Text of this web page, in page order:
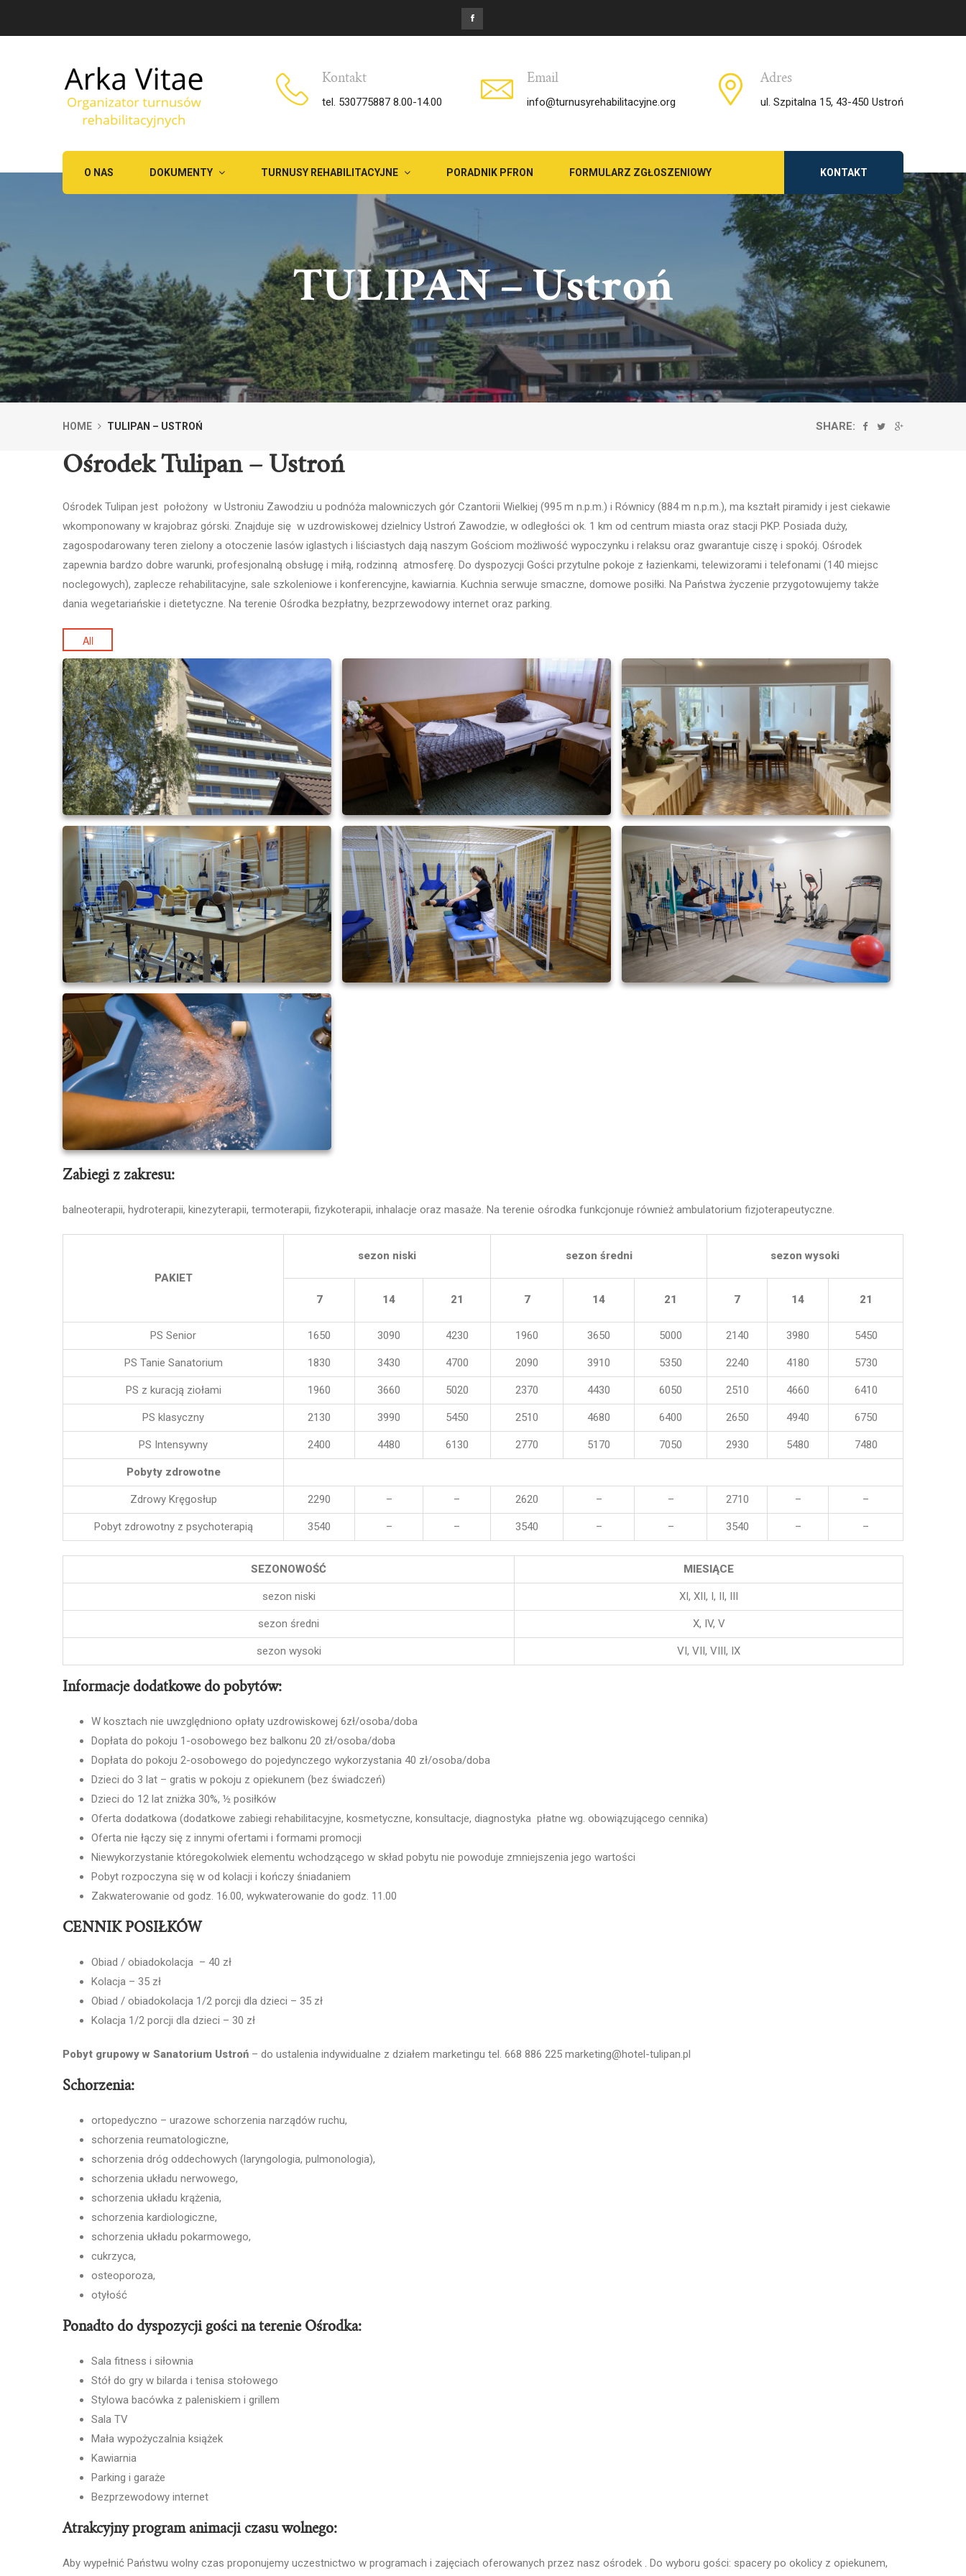
Kontakt
tel. 530775887 8.00-14.00
Email
info@turnusyrehabilitacyjne.org
Adres
ul. Szpitalna 15, 43-450 Ustroń
O NAS DOKUMENTY TURNUSY REHABILITACYJNE PORADNIK PFRON FORMULARZ ZGŁOSZENIOWY KONTAKT
TULIPAN – Ustroń
HOME TULIPAN – USTROŃ SHARE:
Ośrodek Tulipan – Ustroń
Ośrodek Tulipan jest położony w Ustroniu Zawodziu u podnóża malowniczych gór Czantorii Wielkiej (995 m n.p.m.) i Równicy (884 m n.p.m.), ma kształt piramidy i jest ciekawie
wkomponowany w krajobraz górski. Znajduje się w uzdrowiskowej dzielnicy Ustroń Zawodzie, w odległości ok. 1 km od centrum miasta oraz stacji PKP. Posiada duży,
zagospodarowany teren zielony a otoczenie lasów iglastych i liściastych dają naszym Gościom możliwość wypoczynku i relaksu oraz gwarantuje ciszę i spokój. Ośrodek
zapewnia bardzo dobre warunki, profesjonalną obsługę i miłą, rodzinną atmosferę. Do dyspozycji Gości przytulne pokoje z łazienkami, telewizorami i telefonami (140 miejsc
noclegowych), zaplecze rehabilitacyjne, sale szkoleniowe i konferencyjne, kawiarnia. Kuchnia serwuje smaczne, domowe posiłki. Na Państwa życzenie przygotowujemy także
dania wegetariańskie i dietetyczne. Na terenie Ośrodka bezpłatny, bezprzewodowy internet oraz parking.
All
Zabiegi z zakresu:
balneoterapii, hydroterapii, kinezyterapii, termoterapii, fizykoterapii, inhalacje oraz masaże. Na terenie ośrodka funkcjonuje również ambulatorium fizjoterapeutyczne.
PAKIET
sezon niski sezon średni sezon wysoki
7 14 21 7 14 21 7 14 21
PS Senior 1650 3090 4230 1960 3650 5000 2140 3980 5450
PS Tanie Sanatorium 1830 3430 4700 2090 3910 5350 2240 4180 5730
PS z kuracją ziołami 1960 3660 5020 2370 4430 6050 2510 4660 6410
PS klasyczny 2130 3990 5450 2510 4680 6400 2650 4940 6750
PS Intensywny 2400 4480 6130 2770 5170 7050 2930 5480 7480
Pobyty zdrowotne
Zdrowy Kręgosłup 2290 – – 2620 – – 2710 – –
Pobyt zdrowotny z psychoterapią 3540 – – 3540 – – 3540 – –
SEZONOWOŚĆ MIESIĄCE
sezon niski XI, XII, I, II, III
sezon średni X, IV, V
sezon wysoki VI, VII, VIII, IX
Informacje dodatkowe do pobytów:
W kosztach nie uwzględniono opłaty uzdrowiskowej 6zł/osoba/doba
Dopłata do pokoju 1-osobowego bez balkonu 20 zł/osoba/doba
Dopłata do pokoju 2-osobowego do pojedynczego wykorzystania 40 zł/osoba/doba
Dzieci do 3 lat – gratis w pokoju z opiekunem (bez świadczeń)
Dzieci do 12 lat zniżka 30%, ½ posiłków
Oferta dodatkowa (dodatkowe zabiegi rehabilitacyjne, kosmetyczne, konsultacje, diagnostyka płatne wg. obowiązującego cennika)
Oferta nie łączy się z innymi ofertami i formami promocji
Niewykorzystanie któregokolwiek elementu wchodzącego w skład pobytu nie powoduje zmniejszenia jego wartości
Pobyt rozpoczyna się w od kolacji i kończy śniadaniem
Zakwaterowanie od godz. 16.00, wykwaterowanie do godz. 11.00
CENNIK POSIŁKÓW
Obiad / obiadokolacja – 40 zł
Kolacja – 35 zł
Obiad / obiadokolacja 1/2 porcji dla dzieci – 35 zł
Kolacja 1/2 porcji dla dzieci – 30 zł
Pobyt grupowy w Sanatorium Ustroń – do ustalenia indywidualne z działem marketingu tel. 668 886 225 marketing@hotel-tulipan.pl
Schorzenia:
ortopedyczno – urazowe schorzenia narządów ruchu,
schorzenia reumatologiczne,
schorzenia dróg oddechowych (laryngologia, pulmonologia),
schorzenia układu nerwowego,
schorzenia układu krążenia,
schorzenia kardiologiczne,
schorzenia układu pokarmowego,
cukrzyca,
osteoporoza,
otyłość
Ponadto do dyspozycji gości na terenie Ośrodka:
Sala fitness i siłownia
Stół do gry w bilarda i tenisa stołowego
Stylowa bacówka z paleniskiem i grillem
Sala TV
Mała wypożyczalnia książek
Kawiarnia
Parking i garaże
Bezprzewodowy internet
Atrakcyjny program animacji czasu wolnego:
Aby wypełnić Państwu wolny czas proponujemy uczestnictwo w programach i zajęciach oferowanych przez nasz ośrodek . Do wyboru gości: spacery po okolicy z opiekunem,